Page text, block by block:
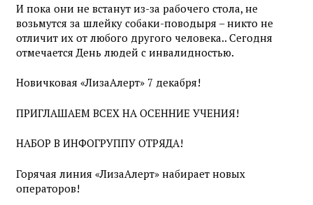
И пока они не встанут из-за рабочего стола, не
возьмутся за шлейку собаки-поводыря – никто не
отличит их от любого другого человека.. Сегодня
отмечается День людей с инвалидностью.
Новичковая «ЛизаАлерт» 7 декабря!
ПРИГЛАШАЕМ ВСЕХ НА ОСЕННИЕ УЧЕНИЯ!
НАБОР В ИНФОГРУППУ ОТРЯДА!
Горячая линия «ЛизаАлерт» набирает новых
операторов!